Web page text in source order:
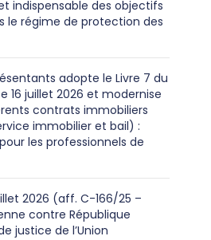
indispensable des objectifs
le régime de protection des
adopte le Livre 7 du
16 juillet 2026 et modernise
contrats immobiliers
immobilier et bail) :
les professionnels de
2026 (aff. C-166/25 –
contre République
justice de l’Union